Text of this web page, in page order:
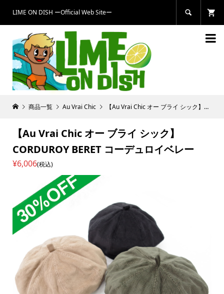
LIME ON DISH ーOfficial Web Siteー 

商品一覧 Au Vrai Chic 【Au Vrai Chic オー ブライ シック】CORDUROY BERET コーデュロイベレー
【Au Vrai Chic オー ブライ シック】
CORDUROY BERET コーデュロイベレー
¥6,006(税込)